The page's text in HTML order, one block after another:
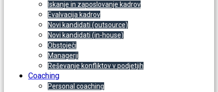
Iskanje in zaposlovanje kadrov
Evalvacija kadrov
Novi kandidati (outsource)
Novi kandidati (in-house)
Obstoječi
Managerji
Reševanje konfliktov v podjetjih
Coaching
Personal coaching